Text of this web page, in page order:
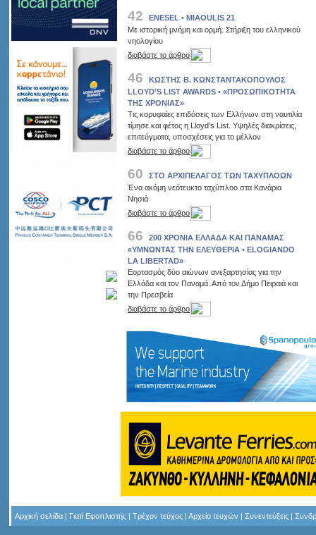
42
ENESEL • MIAOULIS 21
Με ιστορική μνήμη και ορμή. Στήριξη του ελληνικού
νηολογίου
διαβάστε το άρθρο
46
ΚΩΣΤΗΣ Β. ΚΩΝΣΤΑΝΤΑΚΟΠΟΥΛΟΣ
LLOYD’S LIST AWARDS • «ΠΡΟΣΩΠΙΚΟΤΗΤΑ
ΤΗΣ ΧΡΟΝΙΑΣ»
Τις κορυφαίες επιδόσεις των Ελλήνων στη ναυτιλία
τίμησε και φέτος η Lloyd’s List. Υψηλές διακρίσεις,
επιτεύγματα, υποσχέσεις για το μέλλον
διαβάστε το άρθρο
60
ΣΤΟ ΑΡΧΙΠΕΛΑΓΟΣ ΤΩΝ ΤΑΧΥΠΛΟΩΝ
Ένα ακόμη νεότευκτο ταχύπλοο στα Κανάρια
Νησιά
διαβάστε το άρθρο
66
200 ΧΡΟΝΙΑ ΕΛΛΑΔΑ ΚΑΙ ΠΑΝΑΜΑΣ
«YMNΩΝΤΑΣ ΤΗΝ ΕΛΕΥΘΕΡΙΑ • ELOGIANDO
LA LIBERTAD»
Εορτασμός δύο αιώνων ανεξαρτησίας για την
Ελλάδα και τον Παναμά. Από τον Δήμο Πειραιά και
την Πρεσβεία
διαβάστε το άρθρο
Αρχική σελίδα | Γιατί Εφοπλιστής | Τρέχον τεύχος | Αρχείο τευχών | Συνεντεύξεις |